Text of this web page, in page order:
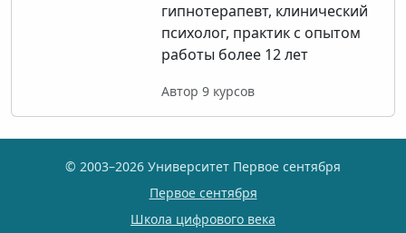
гипнотерапевт, клинический
психолог, практик с опытом
работы более 12 лет
Автор 9 курсов
© 2003–2026 Университет Первое сентября
Первое сентября
Школа цифрового века